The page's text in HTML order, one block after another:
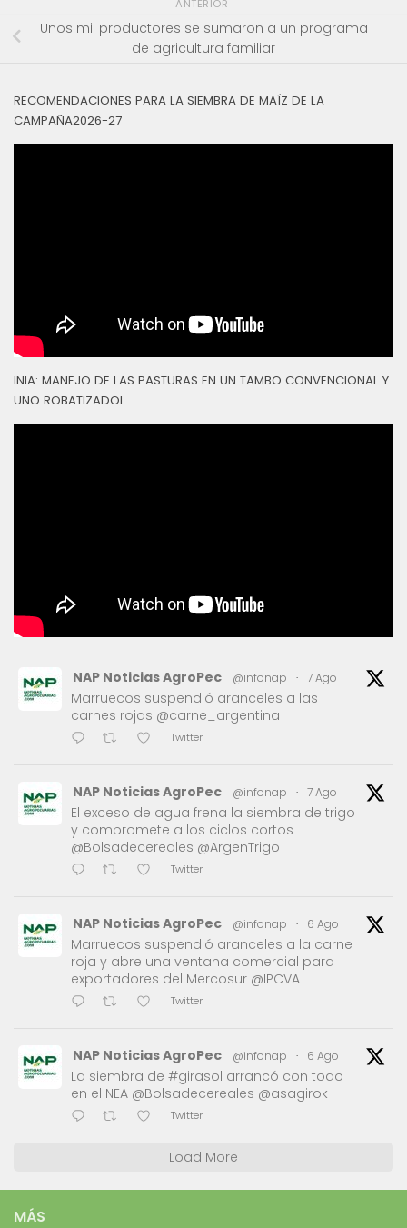
ANTERIOR
Unos mil productores se sumaron a un programa
de agricultura familiar
RECOMENDACIONES PARA LA SIEMBRA DE MAÍZ DE LA
CAMPAÑA2026-27
INIA: MANEJO DE LAS PASTURAS EN UN TAMBO CONVENCIONAL Y
UNO ROBATIZADOL
NAP Noticias AgroPec @infonap · 7 Ago
Marruecos suspendió aranceles a las
carnes rojas @carne_argentina
Twitter
NAP Noticias AgroPec @infonap · 7 Ago
El exceso de agua frena la siembra de trigo
y compromete a los ciclos cortos
@Bolsadecereales @ArgenTrigo
Twitter
NAP Noticias AgroPec @infonap · 6 Ago
Marruecos suspendió aranceles a la carne
roja y abre una ventana comercial para
exportadores del Mercosur @IPCVA
Twitter
NAP Noticias AgroPec @infonap · 6 Ago
La siembra de #girasol arrancó con todo
en el NEA @Bolsadecereales @asagirok
Twitter
Load More
MÁS